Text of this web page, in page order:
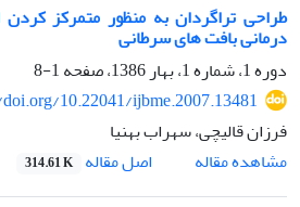
طراحی تراگردان به منظور متمرکز کردن
درمانی بافت های سرطانی
دوره 1، شماره 1، بهار 1386، صفحه
1-8
10.22041/ijbme.2007.13481
فرزان قالیچی، سهراب بهنیا
مشاهده مقاله
اصل مقاله 314.61 K